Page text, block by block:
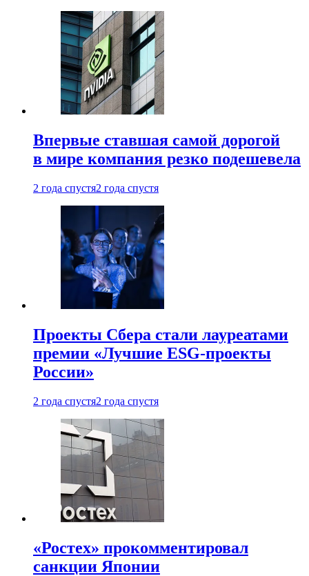
Впервые ставшая самой дорогой
в мире компания резко подешевела
2 года спустя2 года спустя
Проекты Сбера стали лауреатами
премии «Лучшие ESG-проекты
России»
2 года спустя2 года спустя
«Ростех» прокомментировал
санкции Японии